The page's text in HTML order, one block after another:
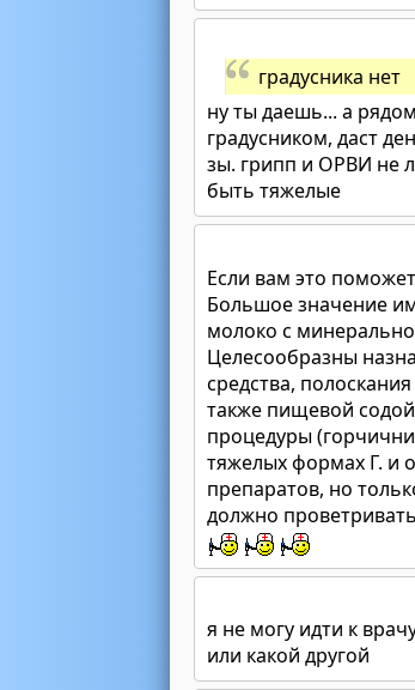
градусника нет
ну ты даешь... а
градусником, даст
зы. грипп и ОРВИ не
быть тяжелые
Если вам это
Большое значение
молоко с
Целесообразны
средства,
также пищевой
процедуры
тяжелых формах Г. и
препаратов, но
должно
я не могу идти к
или какой другой